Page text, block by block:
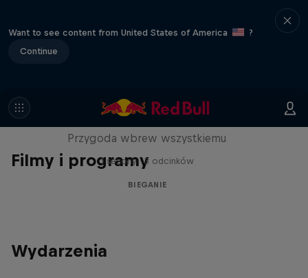
Want to see content from United States of America
?
Continue
Filmy i programy
Limit/less
Przygoda wbrew wszystkiemu
1 sezony · 3 odcinków
BIEGANIE
Wydarzenia